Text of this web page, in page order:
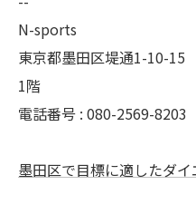
N-sports
東京都墨田区堤通1-10-15
1階
電話番号 : 080-2569-8203
墨田区で目標に適したダイ